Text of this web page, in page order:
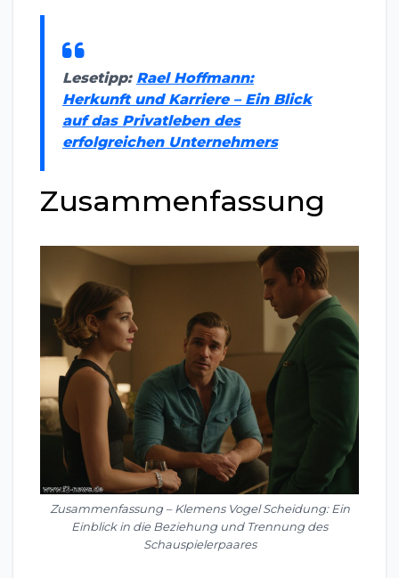
Lesetipp: Rael Hoffmann:
Herkunft und Karriere – Ein Blick
auf das Privatleben des
erfolgreichen Unternehmers
Zusammenfassung
Zusammenfassung – Klemens Vogel Scheidung: Ein
Einblick in die Beziehung und Trennung des
Schauspielerpaares